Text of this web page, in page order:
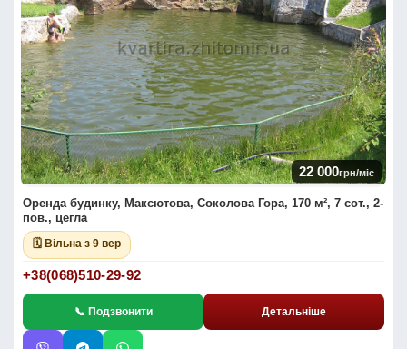
22 000грн/міс
Оренда будинку, Максютова, Соколова Гора, 170 м², 7 сот., 2-
пов., цегла
🗓 Вільна з 9 вер
+38(068)510-29-92
📞 Подзвонити Детальніше